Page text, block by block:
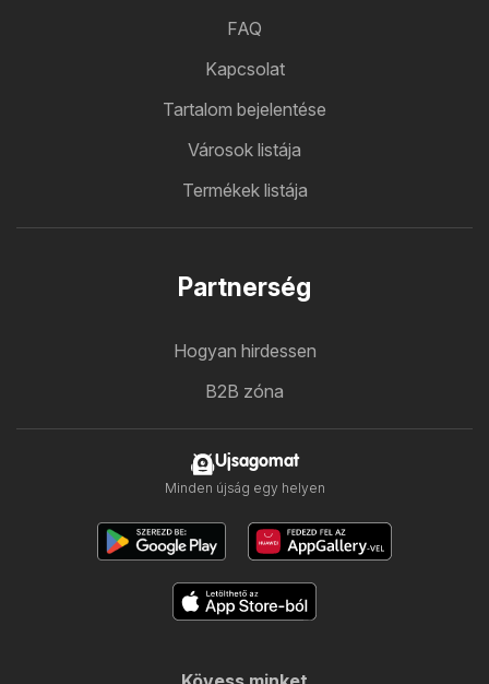
FAQ
Kapcsolat
Tartalom bejelentése
Városok listája
Termékek listája
Partnerség
Hogyan hirdessen
B2B zóna
Ujsagomat
Minden újság egy helyen